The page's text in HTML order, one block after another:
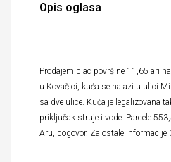
Opis oglasa
Prodajem plac površine 11,65 ari
u Kovačici, kuća se nalazi u ulici
sa dve ulice. Kuća je legalizovana
priključak struje i vode. Parcele
Aru, dogovor. Za ostale